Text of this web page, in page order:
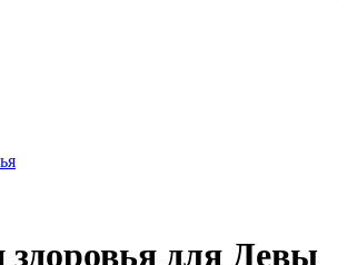
здоровья для Девы